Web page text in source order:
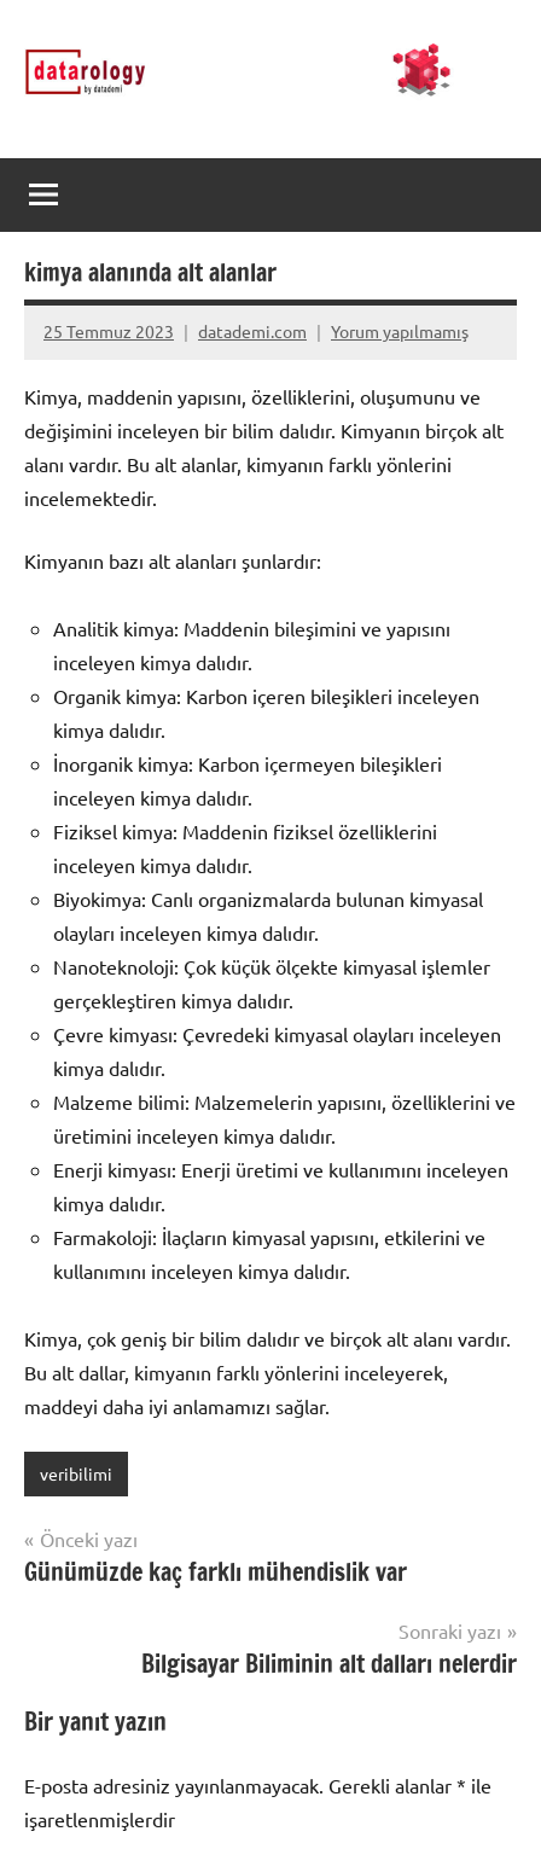
geçDATArology
by
rology
kimya alanında alt alanlar
25 Temmuz 2023 datademi.com Yorum yapılmamış
Kimya, maddenin yapısını, özelliklerini, oluşumunu ve
değişimini inceleyen bir bilim dalıdır. Kimyanın birçok alt
alanı vardır. Bu alt alanlar, kimyanın farklı yönlerini
incelemektedir.
Kimyanın bazı alt alanları şunlardır:
Analitik kimya: Maddenin bileşimini ve yapısını
inceleyen kimya dalıdır.
Organik kimya: Karbon içeren bileşikleri inceleyen
kimya dalıdır.
İnorganik kimya: Karbon içermeyen bileşikleri
inceleyen kimya dalıdır.
Fiziksel kimya: Maddenin fiziksel özelliklerini
inceleyen kimya dalıdır.
Biyokimya: Canlı organizmalarda bulunan kimyasal
olayları inceleyen kimya dalıdır.
Nanoteknoloji: Çok küçük ölçekte kimyasal işlemler
gerçekleştiren kimya dalıdır.
Çevre kimyası: Çevredeki kimyasal olayları inceleyen
kimya dalıdır.
Malzeme bilimi: Malzemelerin yapısını, özelliklerini ve
üretimini inceleyen kimya dalıdır.
Enerji kimyası: Enerji üretimi ve kullanımını inceleyen
kimya dalıdır.
Farmakoloji: İlaçların kimyasal yapısını, etkilerini ve
kullanımını inceleyen kimya dalıdır.
Kimya, çok geniş bir bilim dalıdır ve birçok alt alanı vardır.
Bu alt dallar, kimyanın farklı yönlerini inceleyerek,
maddeyi daha iyi anlamamızı sağlar.
veribilimi
Yazı
gezinmesi
Önceki yazı
Günümüzde kaç farklı mühendislik var
Sonraki yazı
Bilgisayar Biliminin alt dalları nelerdir
Bir yanıt yazın
E-posta adresiniz yayınlanmayacak. Gerekli alanlar * ile
işaretlenmişlerdir